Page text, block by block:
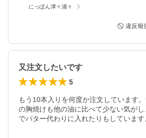
にっぽん津々浦々
違反報
又注文したいです
5
もう10本入りを何度か注文しています
の胸焼けも他の油に比べて少ない気がし
でバター代わりに入れたりもしています